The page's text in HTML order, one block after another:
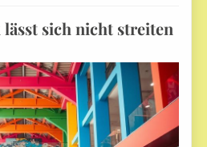
lässt sich nicht streiten